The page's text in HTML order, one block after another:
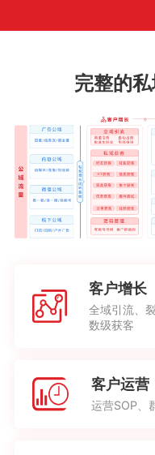
完整的
客户增长
全域引流、
数级获客
客户运营
运营SOP、